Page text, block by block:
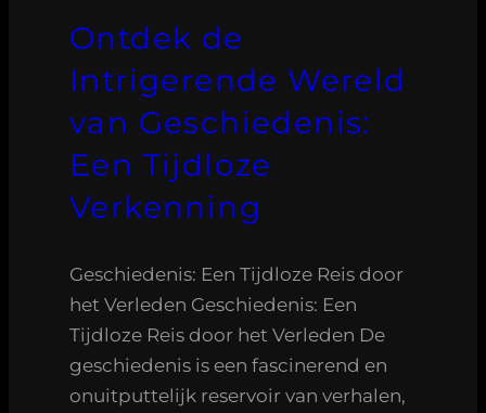
Ontdek de
Intrigerende Wereld
van Geschiedenis:
Een Tijdloze
Verkenning
Geschiedenis: Een Tijdloze Reis door
het Verleden Geschiedenis: Een
Tijdloze Reis door het Verleden De
geschiedenis is een fascinerend en
onuitputtelijk reservoir van verhalen,